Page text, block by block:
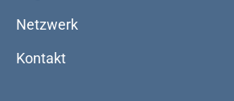
Netzwerk
Kontakt